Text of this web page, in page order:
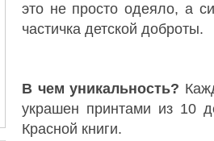
это не просто одеяло, а
частичка детской доброты.
В чем уникальность?
украшен принтами из 10
Красной книги.